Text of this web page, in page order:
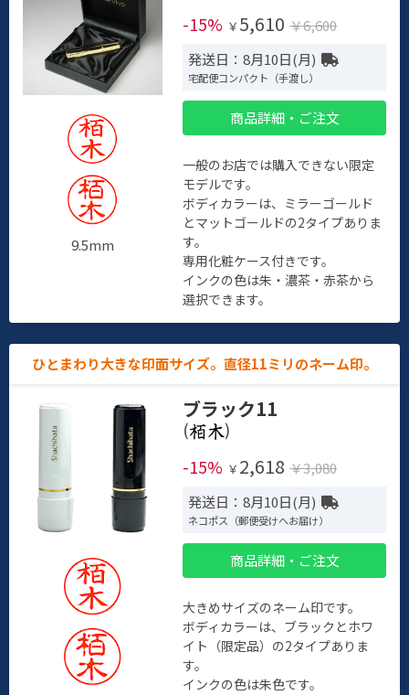
9.5mm
-15% ￥ 5,610 ￥6,600
発送日：8月10日(月)
宅配便コンパクト（手渡し）
商品詳細・ご注文
一般のお店では購入できない限定
モデルです。
ボディカラーは、ミラーゴールド
とマットゴールドの2タイプありま
す。
専用化粧ケース付きです。
インクの色は朱・濃茶・赤茶から
選択できます。
ひとまわり大きな印面サイズ。直径11ミリのネーム印。
ブラック11
(
)
-15% ￥ 2,618 ￥3,080
発送日：8月10日(月)
ネコポス（郵便受けへお届け）
商品詳細・ご注文
大きめサイズのネーム印です。
ボディカラーは、ブラックとホワ
イト（限定品）の2タイプありま
す。
インクの色は朱色です。